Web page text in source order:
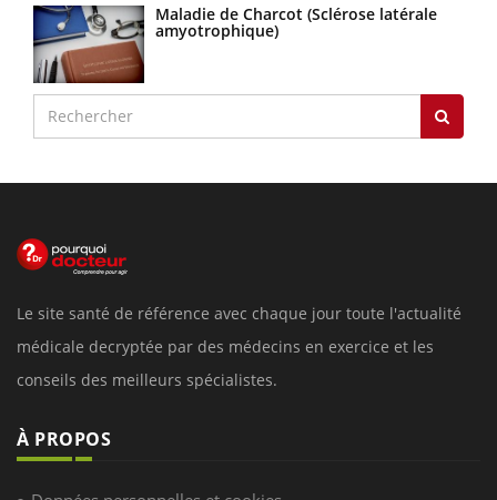
Maladie de Charcot (Sclérose latérale
amyotrophique)
Le site santé de référence avec chaque jour toute l'actualité
médicale decryptée par des médecins en exercice et les
conseils des meilleurs spécialistes.
À PROPOS